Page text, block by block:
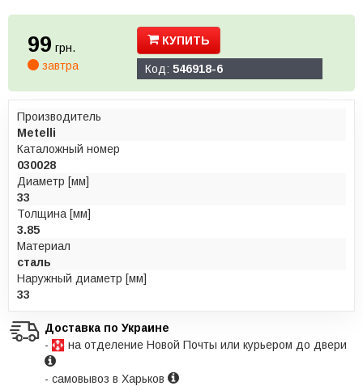
99 грн.
завтра
КУПИТЬ
Код: 546918-6
Производитель
Metelli
Каталожный номер
030028
Диаметр [мм]
33
Толщина [мм]
3.85
Материал
сталь
Наружный диаметр [мм]
33
Доставка по Украине
-
на отделение Новой Почты или курьером до двери
- самовывоз в Харьков